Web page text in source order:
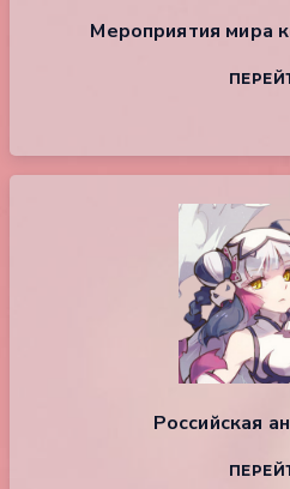
Мероприятия мира
Российская